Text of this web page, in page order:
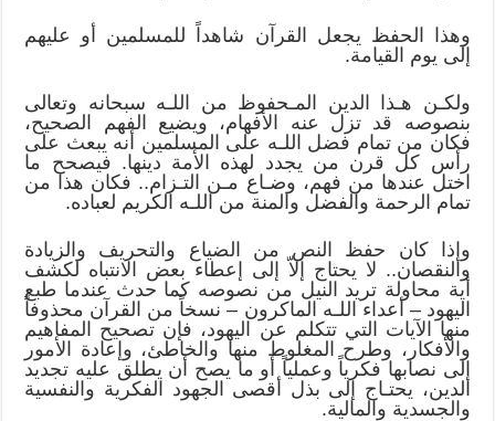
وهذا الحفظ يجعل القرآن شاهداً للمسلمين أو عليهم
إلى يوم القيامة.
ولكـن هـذا الدين المـحفوظ من اللـه سبحانه وتعالى
بنصوصه قد تزل عنه الأفهام، ويضيع الفهم الصحيح،
فكان من تمام فضل اللـه على المسلمين أنه يبعث على
رأس كل قرن من يجدد لهذه الأمة دينها. فيصحح ما
اختل عندها من فهم، وضـاع مـن التـزام.. فكان هذا من
تمام الرحمة والفضل والمنة من اللـه الكريم لعباده.
وإذا كان حفظ النص من الضياع والتحريف والزيادة
والنقصان.. لا يحتاج إلاّ إلى إعطاء بعض الانتباه لكشف
أية محاولة تريد النيل من نصوصه كما حدث عندما طبع
اليهود – أعداء اللـه الماكرون – نسخاً من القرآن محذوفاً
منها الآيات التي تتكلم عن اليهود، فإن تصحيح المفاهيم
والأفكار، وطرح المغلوط منها والخاطئ، وإعادة الأمور
إلى نصابها فكرياً وعملياً أو ما يصح أن يطلق عليه تجديد
الدين، يحتـاج إلى بذل أقصى الجهود الفكرية والنفسية
والجسدية والمالية.